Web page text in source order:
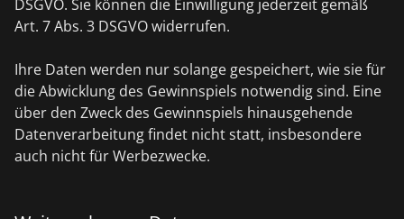
DSGVO. Sie können die Einwilligung jederzeit gemäß
Art. 7 Abs. 3 DSGVO widerrufen.
Ihre Daten werden nur solange gespeichert, wie sie für
die Abwicklung des Gewinnspiels notwendig sind. Eine
über den Zweck des Gewinnspiels hinausgehende
Datenverarbeitung findet nicht statt, insbesondere
auch nicht für Werbezwecke.